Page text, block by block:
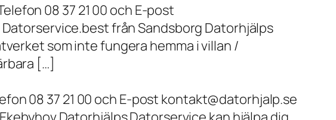
08 37 21 00 och E-post
från Sandsborg Datorhjälps
som inte fungera hemma i villan /
[…]
08 37 21 00 och E-post kontakt@datorhjalp.se